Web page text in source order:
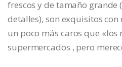
frescos y de tamaño grande
detalles), son exquisitos con
un poco más caros que «los
supermercados , pero